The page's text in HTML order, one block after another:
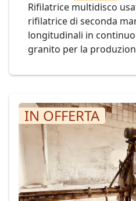
Rifilatrice multidisco
rifilatrice di seconda
longitudinali in
granito per la
rifilare filagne per
IN OFFERTA